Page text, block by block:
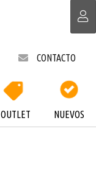
CONTACTO
OUTLET NUEVOS